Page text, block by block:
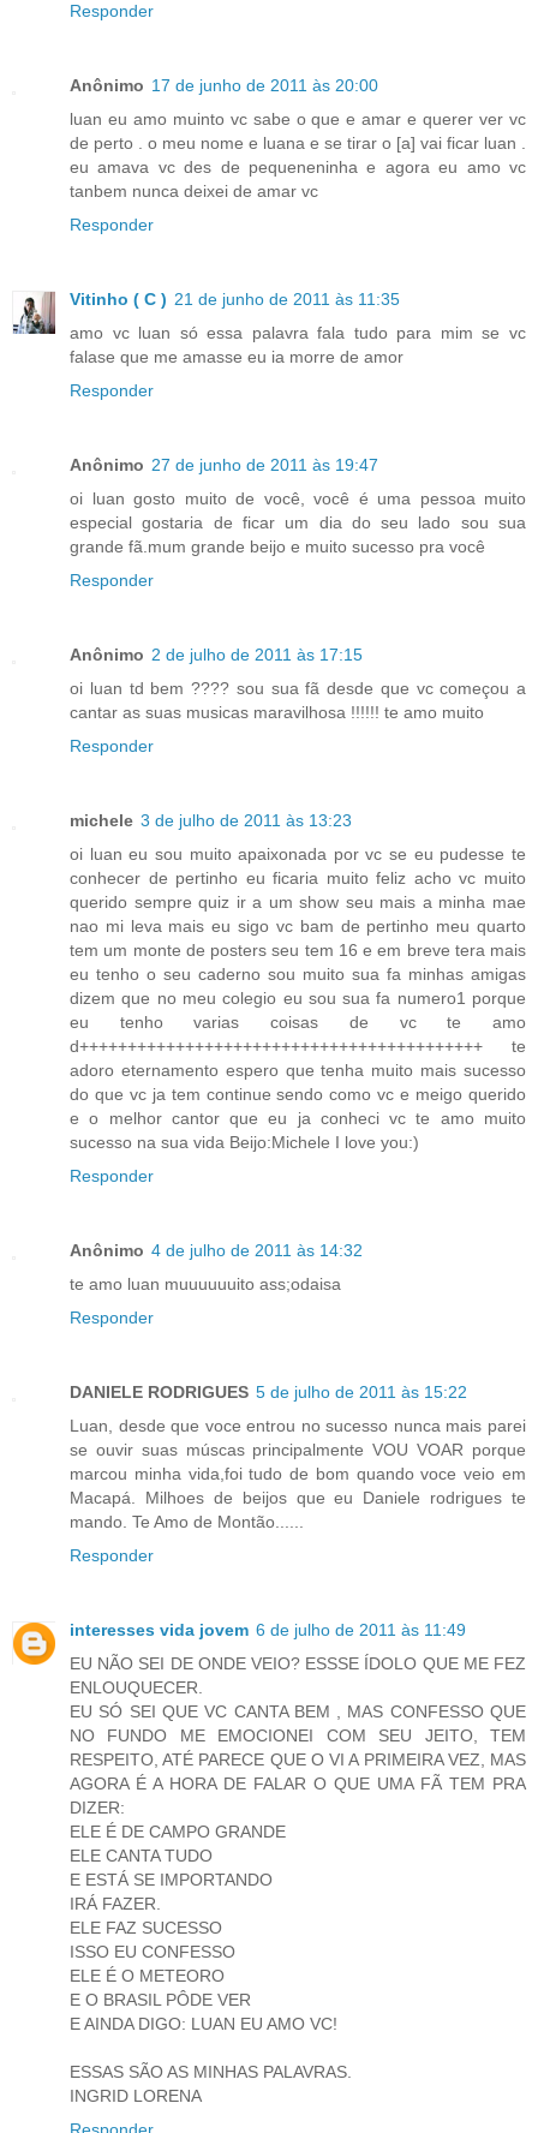
Responder
Anônimo 17 de junho de 2011 às 20:00
luan eu amo muinto vc sabe o que e amar e querer ver vc
de perto . o meu nome e luana e se tirar o [a] vai ficar luan .
eu amava vc des de pequeneninha e agora eu amo vc
tanbem nunca deixei de amar vc
Responder
Vitinho ( C ) 21 de junho de 2011 às 11:35
amo vc luan só essa palavra fala tudo para mim se vc
falase que me amasse eu ia morre de amor
Responder
Anônimo 27 de junho de 2011 às 19:47
oi luan gosto muito de você, você é uma pessoa muito
especial gostaria de ficar um dia do seu lado sou sua
grande fã.mum grande beijo e muito sucesso pra você
Responder
Anônimo 2 de julho de 2011 às 17:15
oi luan td bem ???? sou sua fã desde que vc começou a
cantar as suas musicas maravilhosa !!!!!! te amo muito
Responder
michele 3 de julho de 2011 às 13:23
oi luan eu sou muito apaixonada por vc se eu pudesse te
conhecer de pertinho eu ficaria muito feliz acho vc muito
querido sempre quiz ir a um show seu mais a minha mae
nao mi leva mais eu sigo vc bam de pertinho meu quarto
tem um monte de posters seu tem 16 e em breve tera mais
eu tenho o seu caderno sou muito sua fa minhas amigas
dizem que no meu colegio eu sou sua fa numero1 porque
eu tenho varias coisas de vc te amo
d++++++++++++++++++++++++++++++++++++++++++ te
adoro eternamento espero que tenha muito mais sucesso
do que vc ja tem continue sendo como vc e meigo querido
e o melhor cantor que eu ja conheci vc te amo muito
sucesso na sua vida Beijo:Michele I love you:)
Responder
Anônimo 4 de julho de 2011 às 14:32
te amo luan muuuuuuito ass;odaisa
Responder
DANIELE RODRIGUES 5 de julho de 2011 às 15:22
Luan, desde que voce entrou no sucesso nunca mais parei
se ouvir suas múscas principalmente VOU VOAR porque
marcou minha vida,foi tudo de bom quando voce veio em
Macapá. Milhoes de beijos que eu Daniele rodrigues te
mando. Te Amo de Montão......
Responder
interesses vida jovem 6 de julho de 2011 às 11:49
EU NÃO SEI DE ONDE VEIO? ESSSE ÍDOLO QUE ME FEZ
ENLOUQUECER.
EU SÓ SEI QUE VC CANTA BEM , MAS CONFESSO QUE
NO FUNDO ME EMOCIONEI COM SEU JEITO, TEM
RESPEITO, ATÉ PARECE QUE O VI A PRIMEIRA VEZ, MAS
AGORA É A HORA DE FALAR O QUE UMA FÃ TEM PRA
DIZER:
ELE É DE CAMPO GRANDE
ELE CANTA TUDO
E ESTÁ SE IMPORTANDO
IRÁ FAZER.
ELE FAZ SUCESSO
ISSO EU CONFESSO
ELE É O METEORO
E O BRASIL PÔDE VER
E AINDA DIGO: LUAN EU AMO VC!
ESSAS SÃO AS MINHAS PALAVRAS.
INGRID LORENA